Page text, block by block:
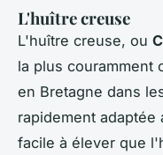
L'huître creuse
L'huître creuse, ou
la plus couramment
en Bretagne dans
rapidement adaptée
facile à élever que